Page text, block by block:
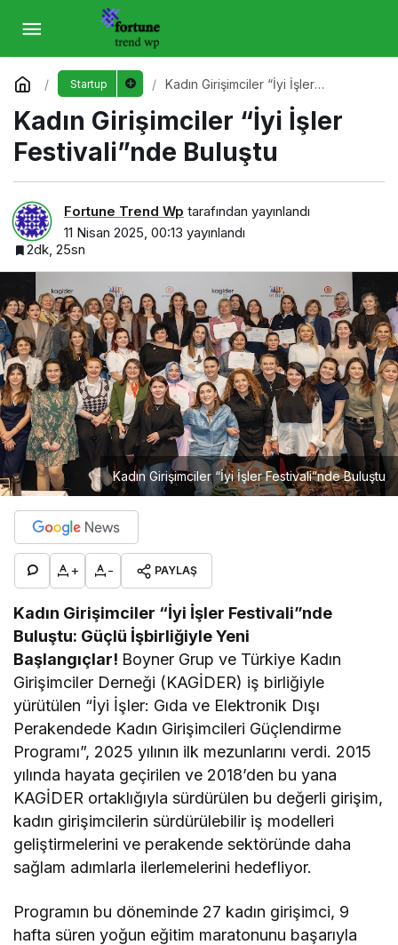
Startup
Kadın Girişimciler “İyi İşler
Kadın Girişimciler “İyi İşler
Festivali”nde Buluştu
Fortune Trend Wp tarafından yayınlandı
11 Nisan 2025, 00:13 yayınlandı
2dk, 25sn
Kadın Girişimciler “İyi İşler Festivali”nde Buluştu
+ - PAYLAŞ
Kadın Girişimciler “İyi İşler Festivali”nde
Buluştu: Güçlü İşbirliğiyle Yeni
Başlangıçlar! Boyner Grup ve Türkiye Kadın
Girişimciler Derneği (KAGİDER) iş birliğiyle
yürütülen “İyi İşler: Gıda ve Elektronik Dışı
Perakendede Kadın Girişimcileri Güçlendirme
Programı”, 2025 yılının ilk mezunlarını verdi. 2015
yılında hayata geçirilen ve 2018’den bu yana
KAGİDER ortaklığıyla sürdürülen bu değerli girişim,
kadın girişimcilerin sürdürülebilir iş modelleri
geliştirmelerini ve perakende sektöründe daha
sağlam adımlarla ilerlemelerini hedefliyor.
Programın bu döneminde 27 kadın girişimci, 9
hafta süren yoğun eğitim maratonunu başarıyla
Kadın Girişimciler “İyi İşler Festivali”nde
Buluştu
Yorum Yap